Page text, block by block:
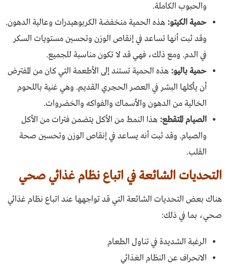
والحبوب الكاملة.
حمية الكيتو: هذه الحمية منخفضة الكربوهيدرات وعالية الدهون.
وقد ثبت أنها تساعد في إنقاص الوزن وتحسين مستويات السكر
في الدم. ومع ذلك، فهي قد لا تكون مناسبة للجميع.
حمية باليو: هذه الحمية تستند إلى الأطعمة التي كان من المفترض
أن يأكلها البشر في العصر الحجري القديم. وهي غنية باللحوم
الخالية من الدهون والأسماك والفواكه والخضروات.
الصيام المتقطع: هذا النمط من الأكل يتضمن فترات من الأكل
والصيام. وقد ثبت أنه يساعد في إنقاص الوزن وتحسين صحة
القلب.
التحديات الشائعة في اتباع نظام غذائي صحي
هناك بعض التحديات الشائعة التي قد تواجهها عند اتباع نظام غذائي
صحي، بما في ذلك:
الرغبة الشديدة في تناول الطعام
الانحراف عن النظام الغذائي